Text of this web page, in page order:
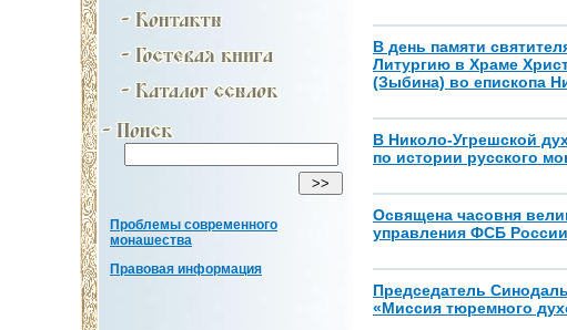
Проблемы современного
монашества
Правовая информация
В день памяти
Литургию в Храме
(Зыбина) во епископа
В Николо-Угрешской
по истории русского
Освящена часовня
управления ФСБ
Председатель
«Миссия тюремного